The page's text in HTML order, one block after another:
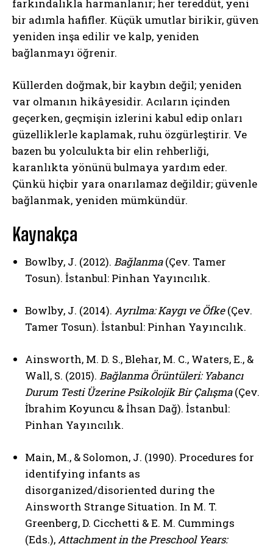
farkındalıkla harmanlanır; her tereddüt, yeni
bir adımla hafifler. Küçük umutlar birikir, güven
yeniden inşa edilir ve kalp, yeniden
bağlanmayı öğrenir.
Küllerden doğmak, bir kaybın değil; yeniden
var olmanın hikâyesidir. Acıların içinden
geçerken, geçmişin izlerini kabul edip onları
güzelliklerle kaplamak, ruhu özgürleştirir. Ve
bazen bu yolculukta bir elin rehberliği,
karanlıkta yönünü bulmaya yardım eder.
Çünkü hiçbir yara onarılamaz değildir; güvenle
bağlanmak, yeniden mümkündür.
Kaynakça
Bowlby, J. (2012). Bağlanma(Çev. Tamer
Tosun). İstanbul: Pinhan Yayıncılık.
Bowlby, J. (2014). Ayrılma: Kaygı ve Öfke(Çev.
Tamer Tosun). İstanbul: Pinhan Yayıncılık.
Ainsworth, M. D. S., Blehar, M. C., Waters, E., &
Wall, S. (2015). Bağlanma Örüntüleri: Yabancı
Durum Testi Üzerine Psikolojik Bir Çalışma(Çev.
İbrahim Koyuncu & İhsan Dağ). İstanbul:
Pinhan Yayıncılık.
Main, M., & Solomon, J. (1990). Procedures for
identifying infants as
disorganized/disoriented during the
Ainsworth Strange Situation. In M. T.
Greenberg, D. Cicchetti & E. M. Cummings
(Eds.), Attachment in the Preschool Years: